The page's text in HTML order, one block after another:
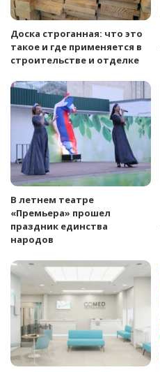
Доска строганная: что это
такое и где применяется в
строительстве и отделке
В летнем театре
«Премьера» прошел
праздник единства
народов